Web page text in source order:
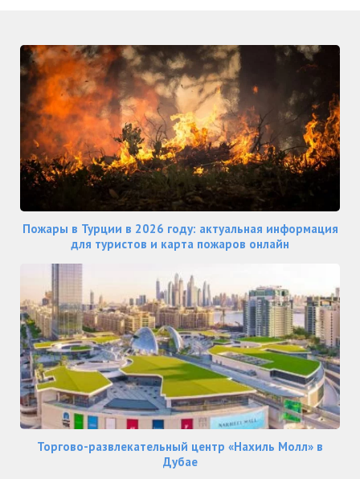
Пожары в Турции в 2026 году: актуальная информация
для туристов и карта пожаров онлайн
Торгово-развлекательный центр «Нахиль Молл» в
Дубае